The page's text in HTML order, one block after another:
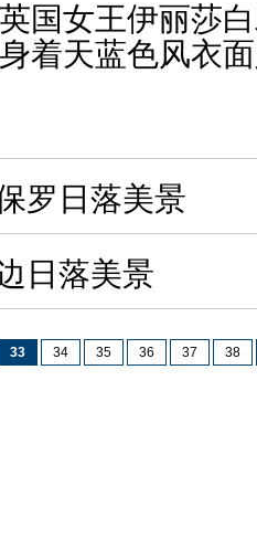
英国女王伊丽莎
身着天蓝色风衣
罗日落美景
日落美景
33 34 35 36 37 38